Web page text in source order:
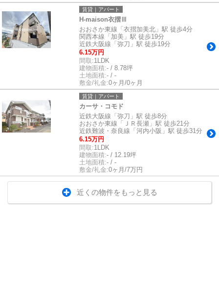
賃貸｜アパート
H-maison衣摺Ⅲ
おおさか東線「衣摺加美北」駅 徒歩4分
関西本線「加美」駅 徒歩19分
近鉄大阪線「弥刀」駅 徒歩19分
6.15万円
間取:1LDK
建物面積:- / 8.78坪
土地面積:- / -
敷金/礼金:0ヶ月/0ヶ月
賃貸｜アパート
カーサ・コモド
近鉄大阪線「弥刀」駅 徒歩8分
おおさか東線「ＪＲ長瀬」駅 徒歩21分
近鉄難波・奈良線「河内小阪」駅 徒歩31分
6.15万円
間取:1LDK
建物面積:- / 12.19坪
土地面積:- / -
敷金/礼金:0ヶ月/7万円
近くの物件をもっと見る